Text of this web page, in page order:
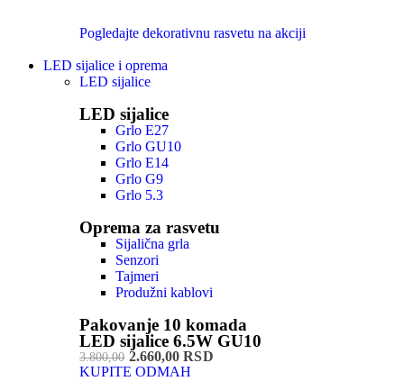
Pogledajte dekorativnu rasvetu na akciji
LED sijalice i oprema
LED sijalice
LED sijalice
Grlo E27
Grlo GU10
Grlo E14
Grlo G9
Grlo 5.3
Oprema za rasvetu
Sijalična grla
Senzori
Tajmeri
Produžni kablovi
Pakovanje 10 komada
LED sijalice 6.5W GU10
3.800,002.660,00 RSD
KUPITE ODMAH